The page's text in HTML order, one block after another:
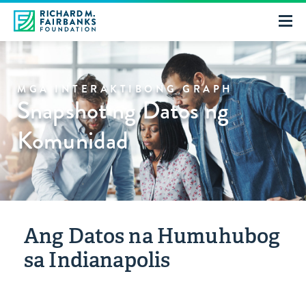
MGA INTERAKTIBONG GRAPH
Snapshot ng Datos ng
Komunidad
Ang Datos na Humuhubog
sa Indianapolis